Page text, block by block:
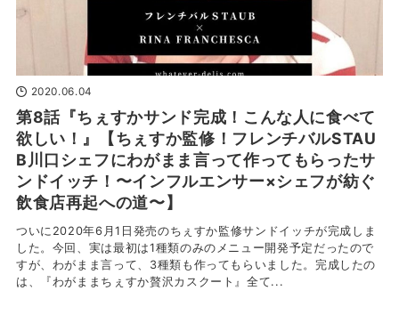
2020.06.04
第8話『ちぇすかサンド完成！こんな人に食べて
欲しい！』【ちぇすか監修！フレンチバルSTAU
B川口シェフにわがまま言って作ってもらったサ
ンドイッチ！〜インフルエンサー×シェフが紡ぐ
飲食店再起への道〜】
ついに2020年6月1日発売のちぇすか監修サンドイッチが完成しま
した。今回、実は最初は1種類のみのメニュー開発予定だったので
すが、わがまま言って、3種類も作ってもらいました。完成したの
は、『わがままちぇすか贅沢カスクート』全て...